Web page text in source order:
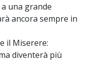
una grande
ancora sempre in
il Miserere:
diventerà più